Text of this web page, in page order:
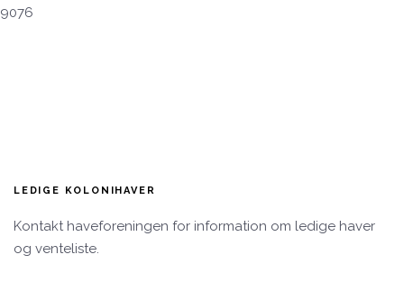
LEDIGE KOLONIHAVER
Kontakt haveforeningen for information om ledige haver
og venteliste.
9076